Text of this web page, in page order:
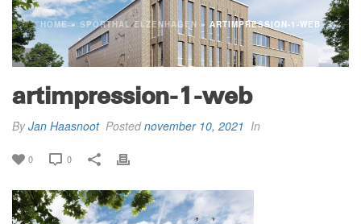
HOME»SPORTHAL ELZENHAGEN »ARTIMPRESSION-1-WEB
artimpression-1-web
ByJan Haasnoot Postednovember 10, 2021 In
0 0